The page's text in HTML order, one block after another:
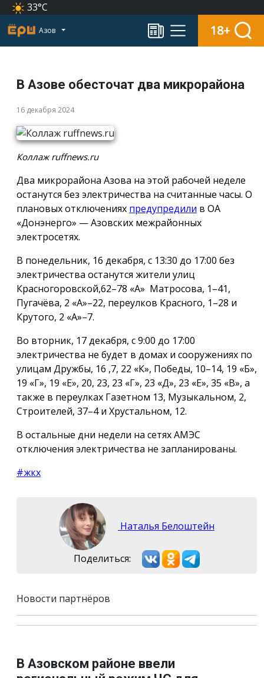
33°C
Азов 18+
В Азове обесточат два микрорайона
16 декабря 2024
Коллаж ruffnews.ru
Два микрорайона Азова на этой рабочей неделе
останутся без электричества на считанные часы. О
плановых отключениях предупредили в ОА
«Донэнерго» — Азовских межрайонных
электросетях.
В понедельник, 16 декабря, с 13:30 до 17:00 без
электричества останутся жители улиц
Красногоровской,62–78 «А» Матросова, 1–41,
Пугачёва, 2 «А»–22, переулков Красного, 1–28 и
Крутого, 2 «А»–7.
Во вторник, 17 декабря, с 9:00 до 17:00
электричества не будет в домах и сооружениях по
улицам Дружбы, 16 ,7, 22 «К», Победы, 10–14, 19 «Б»,
19 «Г», 19 «Е», 20, 23, 23 «Г», 23 «Д», 23 «Е», 35 «В», а
также в переулках Газетном 13, Музыкальном, 2,
Строителей, 37–4 и Хрустальном, 12.
В остальные дни недели на сетях АМЭС
отключения электричества не запланированы.
#жкх
Наталья Белоштейн
Поделиться:
Новости партнёров
В Азовском районе ввели